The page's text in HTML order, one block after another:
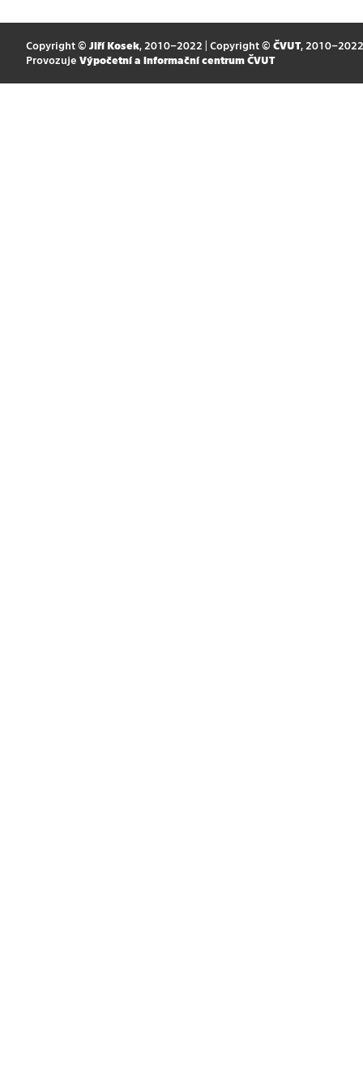
Copyright © Jiří Kosek, 2010–2022 | Copyright © ČVUT, 2010–2022
Provozuje Výpočetní a informační centrum ČVUT